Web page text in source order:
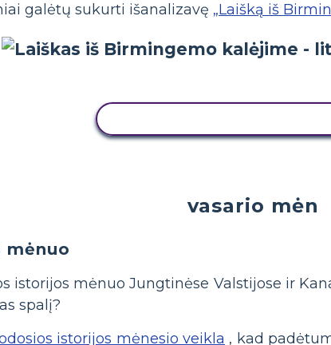
galėtų sukurti išanalizavę „Laišką iš
vasario mėn
istorijos mėnuo Jungtinėse Valstijose ir
spalį?
istorijos mėnesio veikla , kad